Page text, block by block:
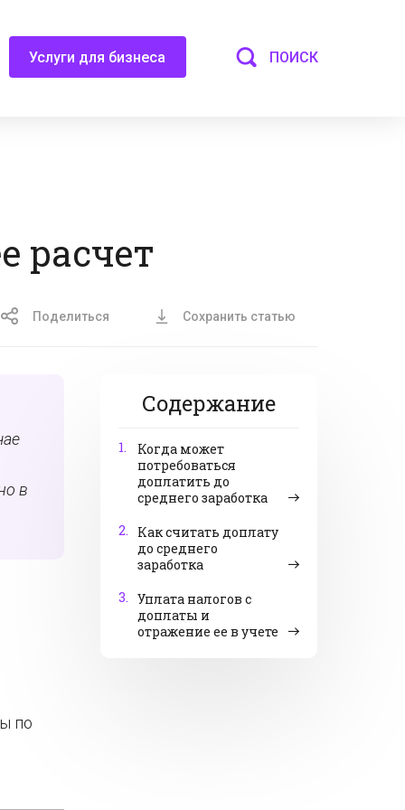
Услуги для бизнеса ПОИСК
расчет
Поделиться Сохранить статью
Содержание
1.
Когда может
потребоваться
доплатить до
среднего заработка
2.
Как считать доплату
до среднего
заработка
3. Уплата налогов с
доплаты и
отражение ее в учете
в
по